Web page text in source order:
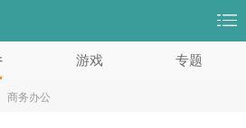
游戏 专题
商务办公